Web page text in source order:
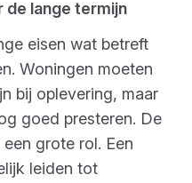
de lange termijn
eisen wat betreft
Woningen moeten
bij oplevering, maar
goed presteren. De
grote rol. Een
leiden tot